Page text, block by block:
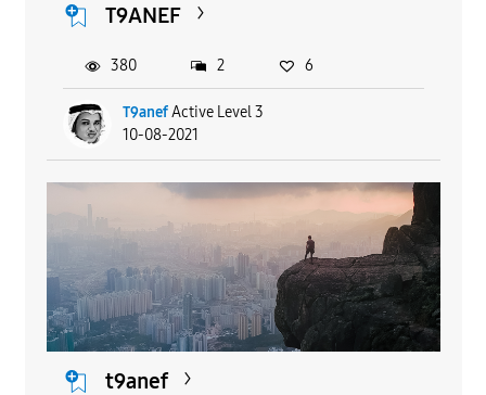
T9ANEF
T9anef Active Level 3
10-08-2021
380 2 6
t9anef